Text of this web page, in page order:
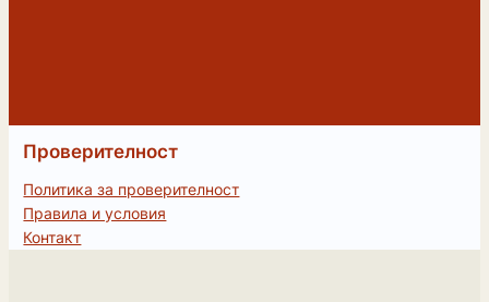
Проверителност
Политика за проверителност
Правила и условия
Контакт